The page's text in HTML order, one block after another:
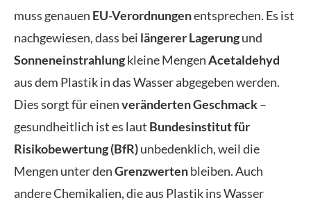
muss genauen EU-Verordnungenentsprechen. Es ist
nachgewiesen, dass bei längerer Lagerungund
Sonneneinstrahlungkleine MengenAcetaldehyd
aus dem Plastik in das Wasser abgegeben werden.
Dies sorgt für einenveränderten Geschmack–
gesundheitlich ist es laut Bundesinstitut für
Risikobewertung (BfR)unbedenklich, weil die
Mengen unter denGrenzwertenbleiben. Auch
andere Chemikalien, die aus Plastik ins Wasser